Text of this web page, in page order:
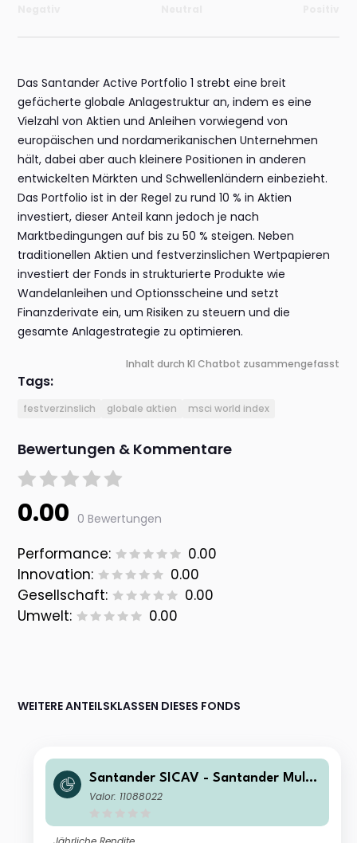
Das Santander Active Portfolio 1 strebt eine breit
gefächerte globale Anlagestruktur an, indem es eine
Vielzahl von Aktien und Anleihen vorwiegend von
europäischen und nordamerikanischen Unternehmen
hält, dabei aber auch kleinere Positionen in anderen
entwickelten Märkten und Schwellenländern einbezieht.
Das Portfolio ist in der Regel zu rund 10 % in Aktien
investiert, dieser Anteil kann jedoch je nach
Marktbedingungen auf bis zu 50 % steigen. Neben
traditionellen Aktien und festverzinslichen Wertpapieren
investiert der Fonds in strukturierte Produkte wie
Wandelanleihen und Optionsscheine und setzt
Finanzderivate ein, um Risiken zu steuern und die
gesamte Anlagestrategie zu optimieren.
Inhalt durch KI Chatbot zusammengefasst
Tags:
festverzinslich globale aktien msci world index
Bewertungen & Kommentare
0.00 0 Bewertungen
Performance:
0.00
Innovation:
0.00
Gesellschaft:
0.00
Umwelt:
0.00
WEITERE ANTEILSKLASSEN DIESES FONDS
Santander SICAV - Santander Multi
Asset Conservative Growth AE
Valor: 11088022